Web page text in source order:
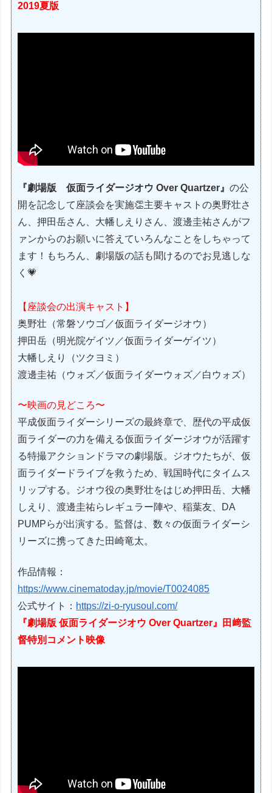
2019夏版
『劇場版 仮面ライダージオウ Over Quartzer』の公
開を記念して座談会を実施👏主要キャストの奥野壮さ
ん、押田岳さん、大幡しえりさん、渡邊圭祐さんがフ
ァンからのお願いに答えていろんなことをしちゃって
ます！もちろん、劇場版の話も聞けるのでお見逃しな
く💗
【座談会の出演キャスト】
奥野壮（常磐ソウゴ／仮面ライダージオウ）
押田岳（明光院ゲイツ／仮面ライダーゲイツ）
大幡しえり（ツクヨミ）
渡邊圭祐（ウォズ／仮面ライダーウォズ／白ウォズ）
〜映画の見どころ〜
平成仮面ライダーシリーズの最終章で、歴代の平成仮
面ライダーの力を備える仮面ライダージオウが活躍す
る特撮アクションドラマの劇場版。ジオウたちが、仮
面ライダードライブを救うため、戦国時代にタイムス
リップする。ジオウ役の奥野壮をはじめ押田岳、大幡
しえり、渡邊圭祐らレギュラー陣や、稲葉友、DA
PUMPらが出演する。監督は、数々の仮面ライダーシ
リーズに携ってきた田崎竜太。
作品情報：
https://www.cinematoday.jp/movie/T0024085
公式サイト： https://zi-o-ryusoul.com/
『劇場版 仮面ライダージオウ Over Quartzer』田﨑監
督特別コメント映像